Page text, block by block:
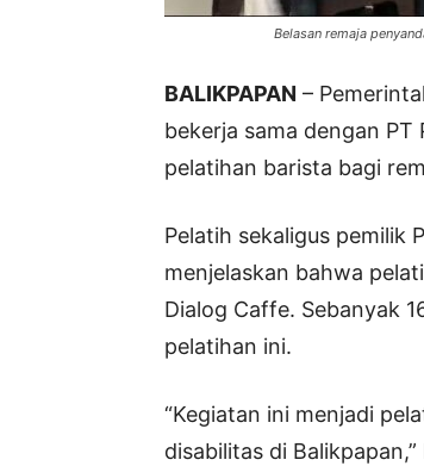
Belasan remaja
BALIKPAPAN –
bekerja sama dengan
pelatihan barista bagi
Pelatih sekaligus pemilik
menjelaskan bahwa
Dialog Caffe. Sebanyak
pelatihan ini.
“Kegiatan ini menjadi
disabilitas di